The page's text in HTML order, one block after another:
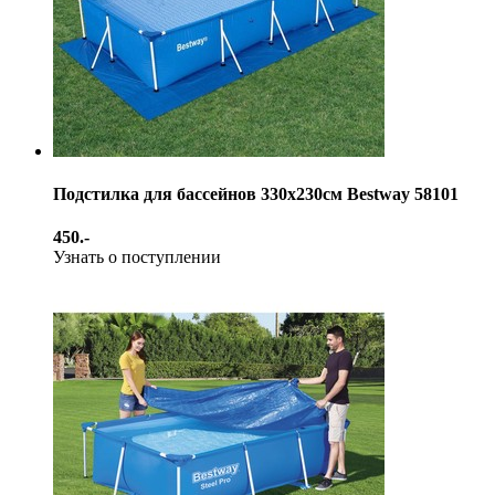
Подстилка для бассейнов 330х230см Bestway 58101
450.-
Узнать о поступлении